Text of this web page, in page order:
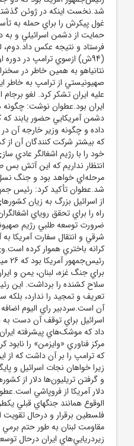
غول پيکرش را براي حمله به
حمايت از دشمن اسرائيلي و به
(94ش) ازسوي ترامپ در
نتانياهو به همين خاطر در
صهيونيستي از ترامپ به خاطر
عليه ايران تشکر کرد. لغو
ايران بود.عطوان نوشت: چگونه
دشمن آمريکايي حضور يابند
داده و چگونه وزير خارجه آن
که بيشتر شرکت کنندگان آن از
خود را با رژيم اشغالگر عادي
انتظار نداريم که اين آتش
مرحله‌اي خواهد بود و جنگ
شد.عطوان تأکيد کرد: رئيس
از اسرائيل بزرگ به زيان
راه را براي تحقق روياي
ضرورت توسعه طلبي رژيم
شرقي و انتقال سفارت آمريکا
کرانه باختري هموار کرده
براي جنگ غزه، لبنان، يمن و
سلاح کشنده را برداشت. اين
تعريف و تمجيد را ندارد، بلکه
اسرائيل براي توقف آن دست
داد که موشک‌هاي پيشرفته
مرکز فناوري «وايزمن» را
که ترامپ را بر آن داشت که از
زيرا خواهان نجات اسرائيل و
و گرفتن تريليون‌ها دلار از
دلار آمريکا از فروپاشي
الوقوع همانند جنگهاي قبلي
فلسطين برقرار و درحال
مقاومت لبنان به طور حتم
زيردريايي‌هاي ايران درحال